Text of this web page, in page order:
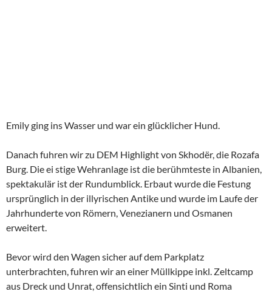
Emily ging ins Wasser und war ein glücklicher Hund.
Danach fuhren wir zu DEM Highlight von Skhodër, die Rozafa
Burg. Die ei stige Wehranlage ist die berühmteste in Albanien,
spektakulär ist der Rundumblick. Erbaut wurde die Festung
ursprünglich in der illyrischen Antike und wurde im Laufe der
Jahrhunderte von Römern, Venezianern und Osmanen
erweitert.
Bevor wird den Wagen sicher auf dem Parkplatz
unterbrachten, fuhren wir an einer Müllkippe inkl. Zeltcamp
aus Dreck und Unrat, offensichtlich ein Sinti und Roma